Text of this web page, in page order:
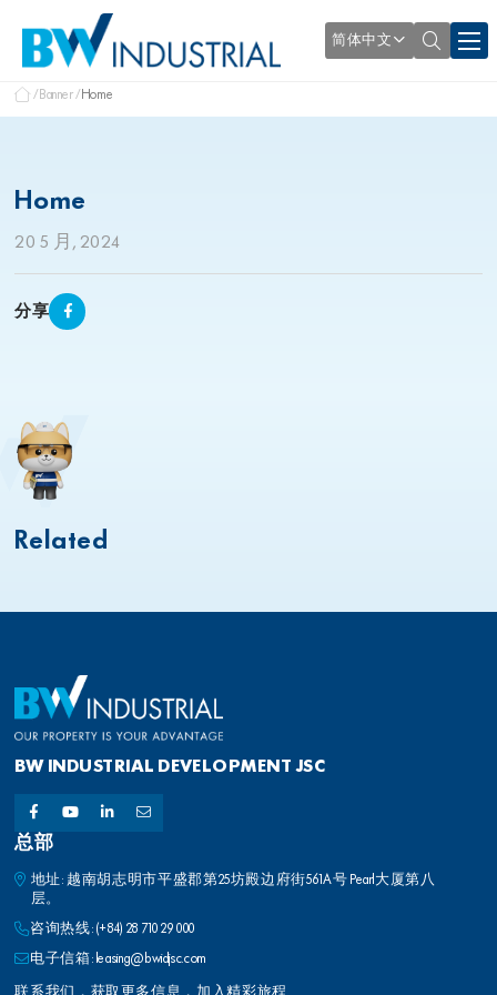
简体中文
Banner Home
Home
20 5 月, 2024
分享
Related
BW INDUSTRIAL DEVELOPMENT JSC
总部
地址: 越南胡志明市平盛郡第25坊殿边府街561A号 Pearl大厦第八
层。
咨询热线: (+84) 28 710 29 000
电子信箱: leasing@bwidjsc.com